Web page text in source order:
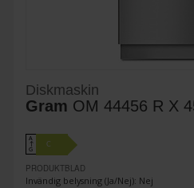
Diskmaskin
Gram OM 44456 R X
A
↑
G
C
PRODUKTBLAD
Invändig belysning (Ja/Nej): Nej